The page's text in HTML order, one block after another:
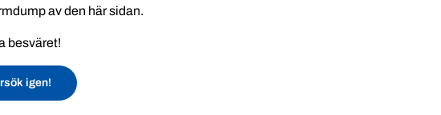
av den här sidan.
besväret!
igen!